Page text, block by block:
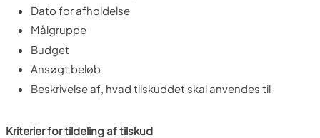
Dato for afholdelse
Målgruppe
Budget
Ansøgt beløb
Beskrivelse af, hvad tilskuddet skal anvendes til
Kriterier for tildeling af tilskud